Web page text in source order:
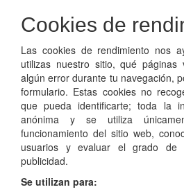
Cookies de
Las cookies de rendimiento nos
utilizas nuestro sitio, qué
algún error durante tu navegación,
formulario. Estas cookies no
que pueda identificarte; toda la
anónima y se utiliza
funcionamiento del sitio web,
usuarios y evaluar el grado de
publicidad.
Se utilizan para: